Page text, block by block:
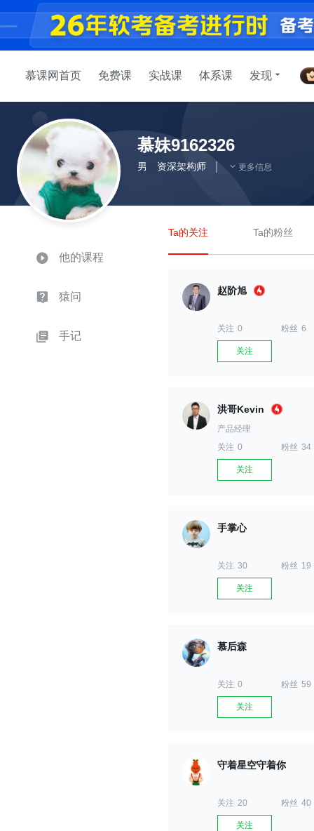
慕课网首页 免费课 实战课 体系课 发现
慕妹9162326
男 资深架构师 更多信息
他的课程
猿问
手记
Ta的关注 Ta的粉丝
赵阶旭
关注 0 粉丝 6
关注
洪哥Kevin
产品经理
关注 0 粉丝 34
关注
手掌心
关注 30 粉丝 19
关注
慕后森
关注 0 粉丝 59
关注
守着星空守着你
关注 20 粉丝 40
关注